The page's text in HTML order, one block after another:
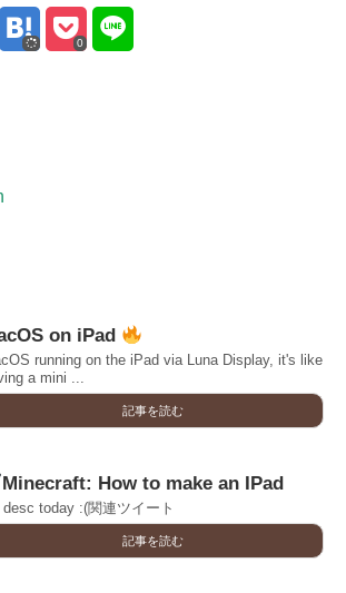
0
on iPad
running on the iPad via Luna Display, it's like
a mini ...
記事を読む
Minecraft: How to make an IPad
desc today :(関連ツイート
記事を読む